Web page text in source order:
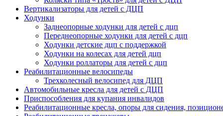
Вертикализаторы для детей с ДЦП
Ходунки
Заднеопорные ходунки для детей с дцп
Переднеопорные ходунки для детей с дцп
Ходунки детские дцп с поддержкой
Ходунки на колесах для детей дцп
Ходунки роллаторы для детей с дцп
Реабилитационные велосипеды
Трехколесный велосипед для ДЦП
Автомобильные кресла для детей с ДЦП
Приспособления для купания инвалидов
Реабилитационные кресла, опоры для сидения,